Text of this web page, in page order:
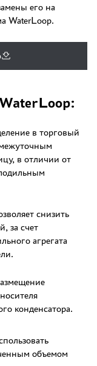
его на
WaterLoop.
в торговый
в отличии от
снизить
за счет
агрегата
конденсатора.
объемом